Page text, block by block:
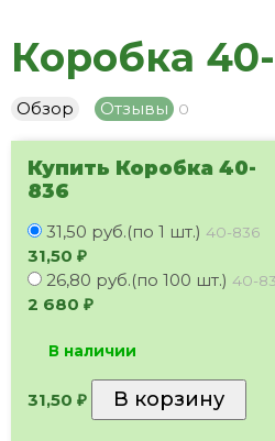
Коробка
Обзор Отзывы 0
Купить Коробка 40-
836
31,50 руб.(по 1 шт.) 40-836
31,50 ₽
26,80 руб.(по 100 шт.) 40-
2 680 ₽
В наличии
31,50 ₽